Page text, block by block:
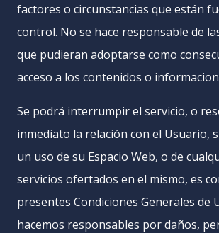
factores o circunstancias que están
control. No se hace responsable de
que pudieran adoptarse como
acceso a los contenidos o
Se podrá interrumpir el servicio, o
inmediato la relación con el Usuario,
un uso de su Espacio Web, o de
servicios ofertados en el mismo, es
presentes Condiciones Generales de
hacemos responsables por daños,